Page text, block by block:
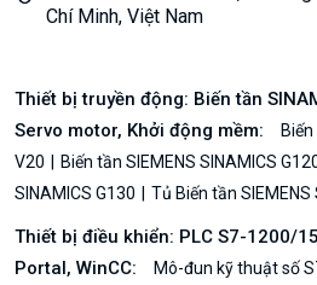
Chí Minh, Việt Nam
Thiết bị truyền động: Biến tần
Servo motor, Khởi động mềm:
V20
Biến tần SIEMENS SINAMICS
SINAMICS G130
Tủ Biến tần SIEMENS
Thiết bị điều khiển: PLC S7-1200/
Portal, WinCC:
Mô-đun kỹ thuật số